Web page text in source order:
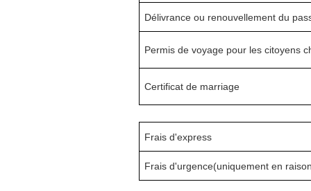
Délivrance ou renouvellement du
Permis de voyage pour lescitoyens
Certificat de marriage
Frais d'express
Frais d'urgence(uniquement en